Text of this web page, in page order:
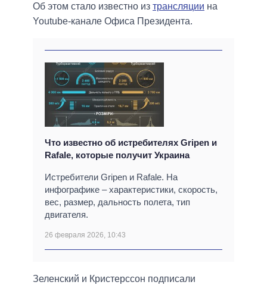
Об этом стало известно из трансляции на
Youtube-канале Офиса Президента.
Что известно об истребителях Gripen и
Rafale, которые получит Украина
Истребители Gripen и Rafale. На
инфографике – характеристики, скорость,
вес, размер, дальность полета, тип
двигателя.
26 февраля 2026, 10:43
Зеленский и Кристерссон подписали